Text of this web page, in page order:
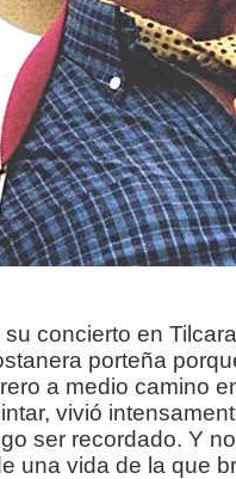
concierto en
porteña
a medio camino
vivió
ser recordado. Y
una vida de la que